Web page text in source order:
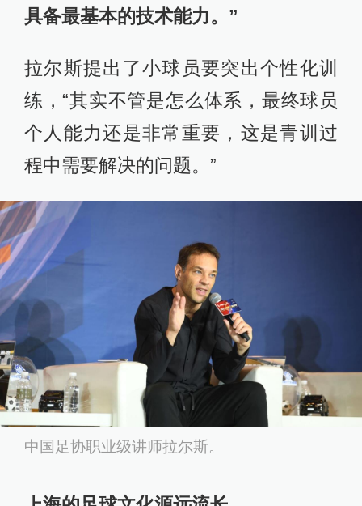
估、足球发达国家的模式借鉴、国际
看法。
拉尔斯播放了十二强赛中国和沙特比
赛中几名球员在接球、控球和传球中
东西，无关天赋，需要球员们从小就
具备最基本的技术能力。”
拉尔斯提出了小球员要突出个性化训
练，“其实不管是怎么体系，最终球员
个人能力还是非常重要，这是青训过
程中需要解决的问题。”